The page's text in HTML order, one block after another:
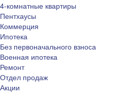
4-комнатные квартиры
Пентхаусы
Коммерция
Ипотека
Без первоначального взноса
Военная ипотека
Ремонт
Отдел продаж
Акции